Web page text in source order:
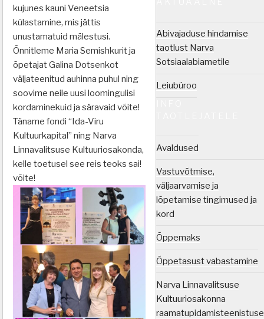
kujunes kauni Veneetsia
külastamine, mis jättis
unustamatuid mälestusi.
Õnnitleme Maria Semishkurit ja
õpetajat Galina Dotsenkot
väljateenitud auhinna puhul ning
soovime neile uusi loomingulisi
kordaminekuid ja säravaid võite!
Täname fondi “Ida-Viru
Kultuurkapital” ning Narva
Linnavalitsuse Kultuuriosakonda,
kelle toetusel see reis teoks sai!
võite!
Abivajaduse hindamise
taotlust Narva
Sotsiaalabiametile
Leiubüroo
Avaldused
Vastuvõtmise,
väljaarvamise ja
lõpetamise tingimused ja
kord
Õppemaks
Õppetasust vabastamine
Narva Linnavalitsuse
Kultuuriosakonna
raamatupidamisteenistuse